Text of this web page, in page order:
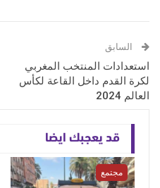
السابق
استعدادات المنتخب المغربي
لكرة القدم داخل القاعة لكأس
العالم 2024
قد يعجبك ايضا
مجتمع